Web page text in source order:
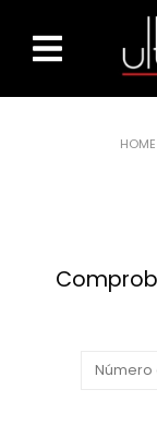
HOME